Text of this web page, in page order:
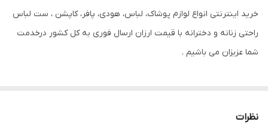
خرید اینترنتی انواع لوازم پوشاک، لباس، هودی، پافر، کاپشن ، ست لباس
راحتی زنانه و دخترانه با قیمت ارزان ارسال فوری به کل کشور درخدمت
شما عزیزان می باشیم .
نظرات